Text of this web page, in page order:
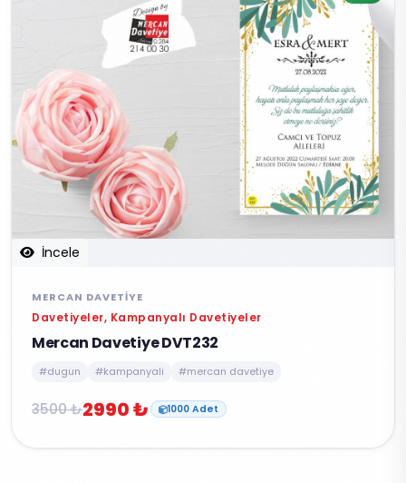
İncele
MERCAN DAVETIYE
Davetiyeler, Kampanyalı Davetiyeler
Mercan Davetiye DVT232
#dugun #kampanyali #mercan davetiye
3500 ₺2990 ₺ 1000 Adet